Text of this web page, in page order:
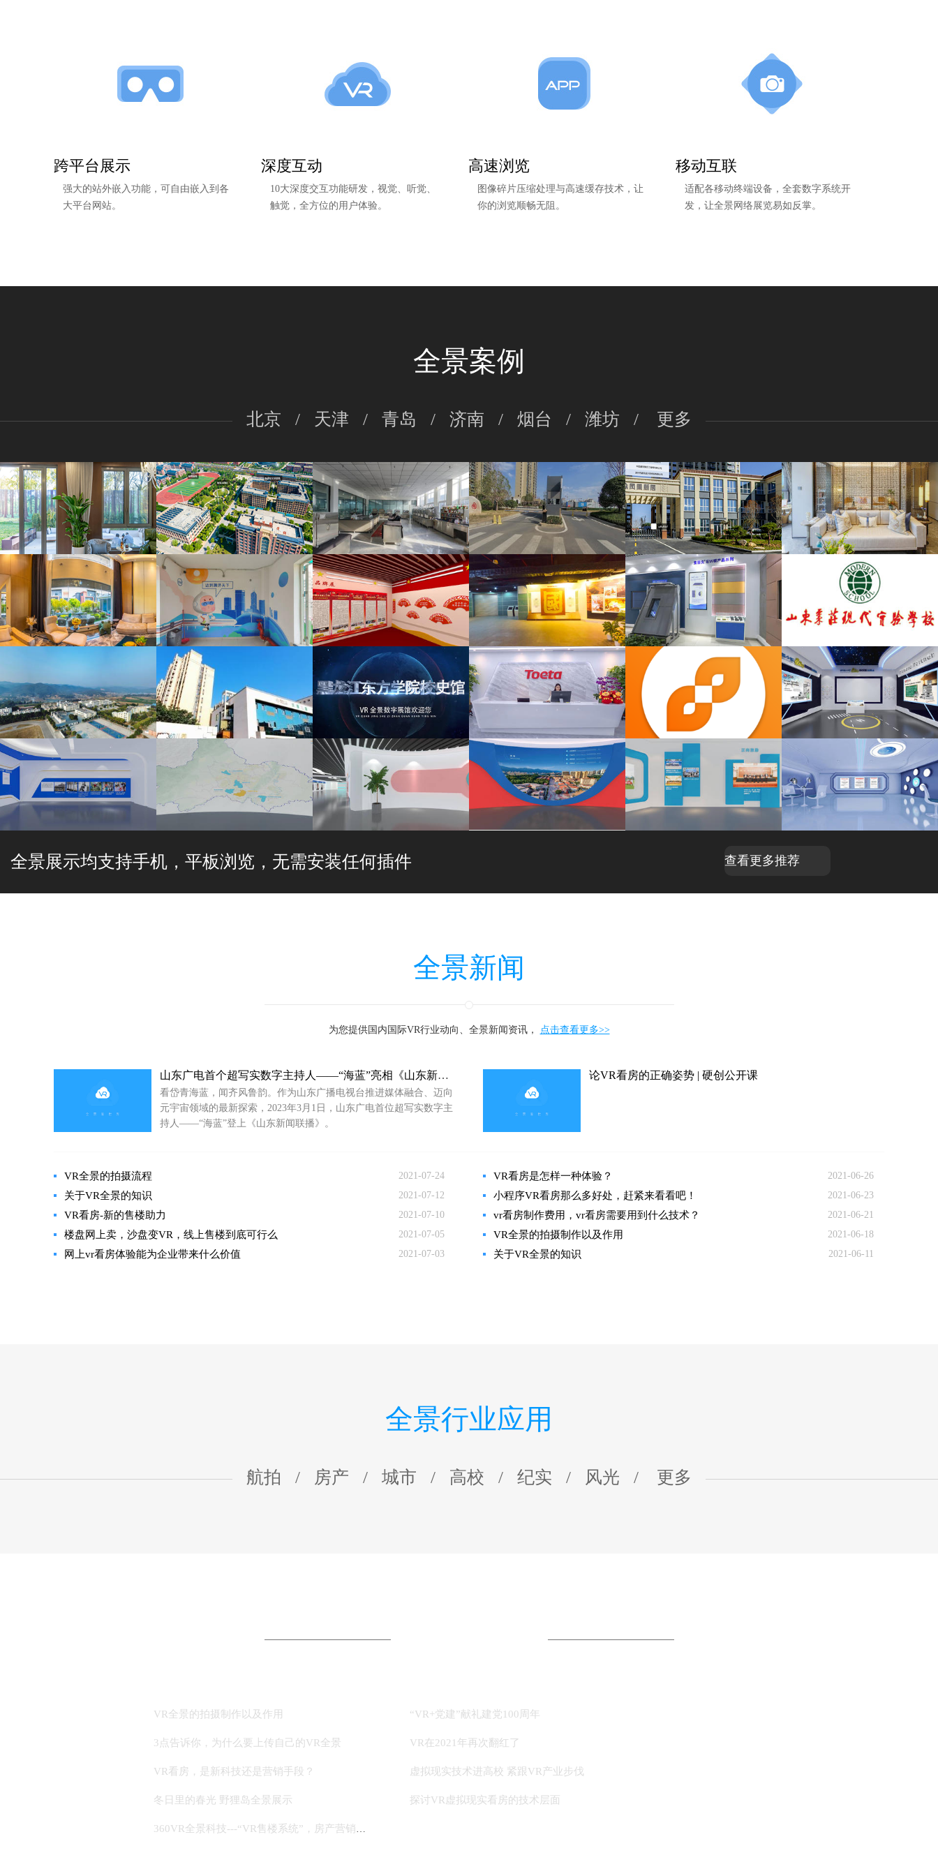
跨平台展示
强大的站外嵌入功能，可自由嵌入到各
大平台网站。
深度互动
10大深度交互功能研发，视觉、听觉、
触觉，全方位的用户体验。
高速浏览
图像碎片压缩处理与高速缓存技术，让
你的浏览顺畅无阻。
移动互联
适配各移动终端设备，全套数字系统开
发，让全景网络展览易如反掌。
全景案例
北京 / 天津 / 青岛 / 济南 / 烟台 / 潍坊 / 更多
温哥华森林|西郡 石家庄交通运输学校 华盛纺织VR全景 湖南省工业设备安装有限公司 凤凰新居VR全景 建发·天玺VR看房
全景
广州市港澳青年创新创业服务中
心VR全景
中国计量大学全景VR党史党建
馆
广州市国防教育中心VR云展 VR全景行业案例 枣庄现代实验学校VR全景
云南省建水县曲江中学 幼儿园VR全景 黑龙江东方学院校史馆 通意达智慧运维展厅VR 汽车博览会 艾德克斯电子
全景展示均支持手机，平板浏览，无需安装任何插件 查看更多推荐
全景新闻
为您提供国内国际VR行业动向、全景新闻资讯， 点击查看更多>>
山东广电首个超写实数字主持人——“海蓝”亮相《山东新闻联播》
看岱青海蓝，闻齐风鲁韵。作为山东广播电视台推进媒体融合、迈向
元宇宙领域的最新探索，2023年3月1日，山东广电首位超写实数字主
持人——“海蓝”登上《山东新闻联播》。
论VR看房的正确姿势 | 硬创公开课
2021-07-24
VR全景的拍摄流程
2021-07-12
关于VR全景的知识
2021-07-10
VR看房-新的售楼助力
2021-07-05
楼盘网上卖，沙盘变VR，线上售楼到底可行么
2021-07-03
网上vr看房体验能为企业带来什么价值
2021-06-26
VR看房是怎样一种体验？
2021-06-23
小程序VR看房那么多好处，赶紧来看看吧！
2021-06-21
vr看房制作费用，vr看房需要用到什么技术？
2021-06-18
VR全景的拍摄制作以及作用
2021-06-11
关于VR全景的知识
全景行业应用
航拍 / 房产 / 城市 / 高校 / 纪实 / 风光 / 更多
VR全景的拍摄制作以及作用
3点告诉你，为什么要上传自己的VR全景
VR看房，是新科技还是营销手段？
冬日里的春光 野狸岛全景展示
360VR全景科技---“VR售楼系统”，房产营销新模式
“VR+党建”献礼建党100周年
VR在2021年再次翻红了
虚拟现实技术进高校 紧跟VR产业步伐
探讨VR虚拟现实看房的技术层面